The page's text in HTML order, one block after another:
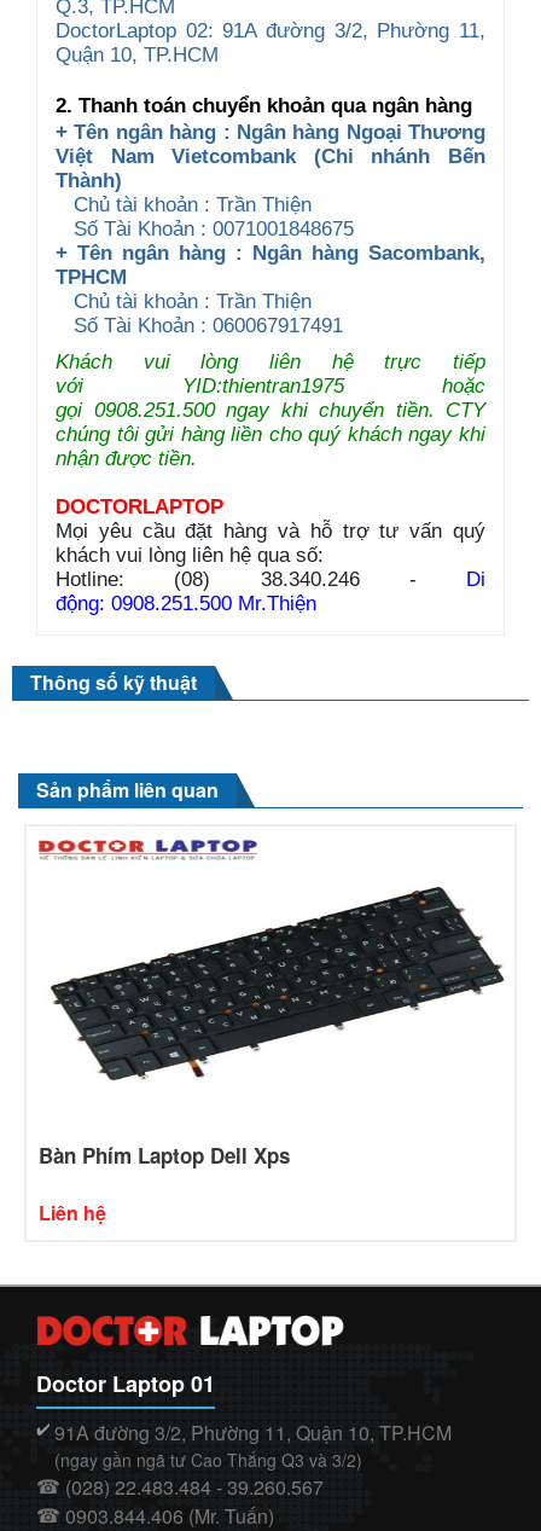
Q.3, TP.HCM
DoctorLaptop 02: 91A đường 3/2, Phường 11,
Quận 10, TP.HCM
2. Thanh toán chuyển khoản qua ngân hàng
+ Tên ngân hàng : Ngân hàng Ngoại Thương
Việt Nam Vietcombank (Chi nhánh Bến
Thành)
Chủ tài khoản : Trần Thiện
Số Tài Khoản : 0071001848675
+ Tên ngân hàng : Ngân hàng Sacombank,
TPHCM
Chủ tài khoản : Trần Thiện
Số Tài Khoản : 060067917491
Khách vui lòng liên hệ trực tiếp
với YID:thientran1975 hoặc
gọi 0908.251.500 ngay khi chuyển tiền. CTY
chúng tôi gửi hàng liền cho quý khách ngay khi
nhận được tiền.
DOCTORLAPTOP
Mọi yêu cầu đặt hàng và hỗ trợ tư vấn quý
khách vui lòng liên hệ qua số:
Hotline: (08) 38.340.246 - Di
động: 0908.251.500 Mr.Thiện
Thông số kỹ thuật
Sản phẩm liên quan
Bàn Phím Laptop Dell Xps
Liên hệ
Doctor Laptop 01
✔️ 91A đường 3/2, Phường 11, Quận 10, TP.HCM
(ngay gần ngã tư Cao Thắng Q3 và 3/2)
☎ (028) 22.483.484 - 39.260.567
☎ 0903.844.406 (Mr. Tuấn)